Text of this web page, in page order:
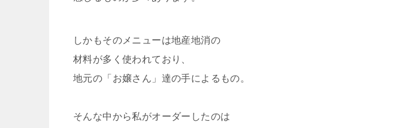
しかもそのメニューは地産地消の
材料が多く使われており、
地元の「お嬢さん」達の手によるもの。
そんな中から私がオーダーしたのは